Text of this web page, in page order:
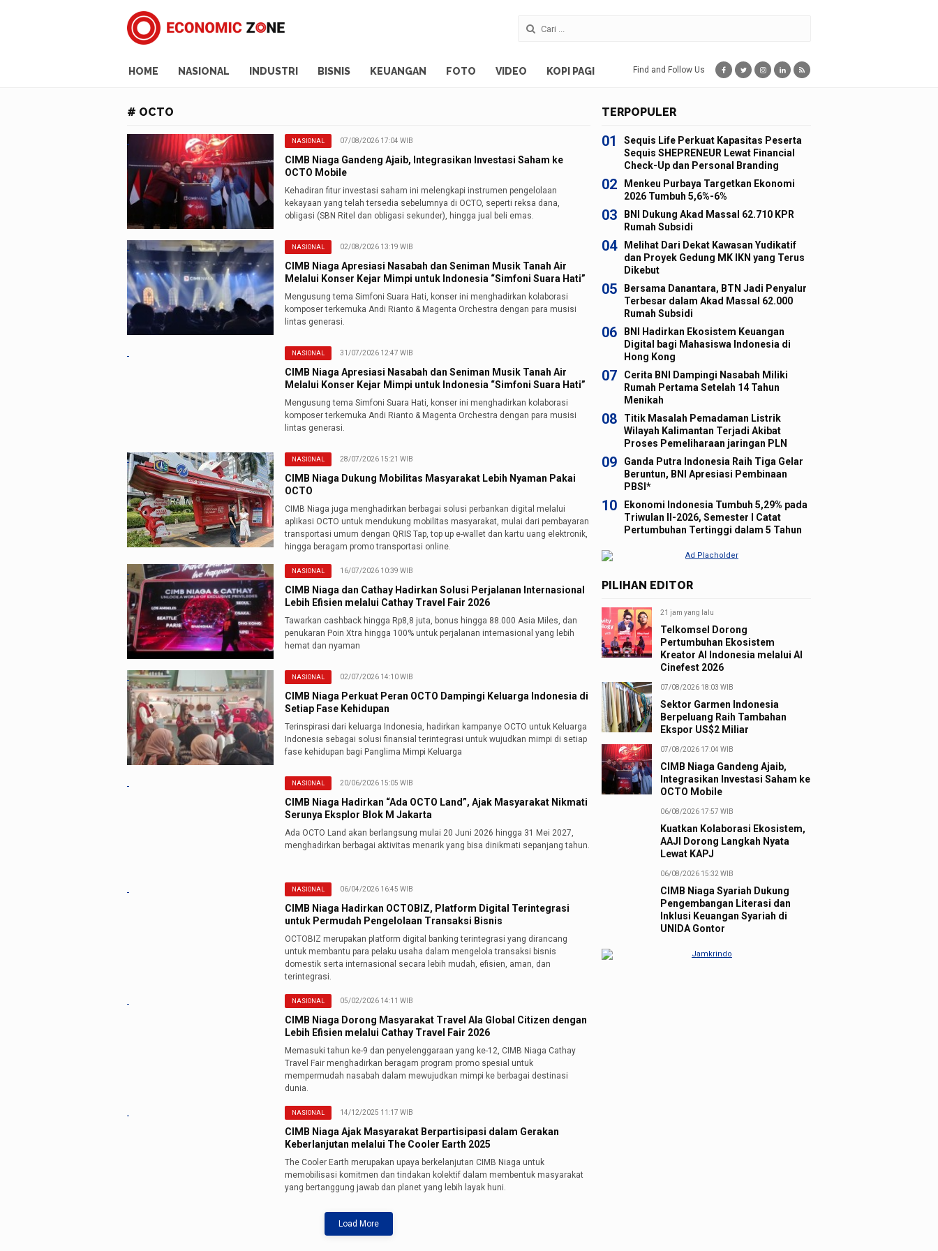
HOME NASIONAL INDUSTRI BISNIS KEUANGAN FOTO VIDEO KOPI PAGI Find and Follow Us
# OCTO
NASIONAL 07/08/2026 17:04 WIB
CIMB Niaga Gandeng Ajaib, Integrasikan Investasi Saham ke
OCTO Mobile
Kehadiran fitur investasi saham ini melengkapi instrumen pengelolaan
kekayaan yang telah tersedia sebelumnya di OCTO, seperti reksa dana,
obligasi (SBN Ritel dan obligasi sekunder), hingga jual beli emas.
NASIONAL 02/08/2026 13:19 WIB
CIMB Niaga Apresiasi Nasabah dan Seniman Musik Tanah Air
Melalui Konser Kejar Mimpi untuk Indonesia “Simfoni Suara Hati”
Mengusung tema Simfoni Suara Hati, konser ini menghadirkan kolaborasi
komposer terkemuka Andi Rianto & Magenta Orchestra dengan para musisi
lintas generasi.
NASIONAL 31/07/2026 12:47 WIB
CIMB Niaga Apresiasi Nasabah dan Seniman Musik Tanah Air
Melalui Konser Kejar Mimpi untuk Indonesia “Simfoni Suara Hati”
Mengusung tema Simfoni Suara Hati, konser ini menghadirkan kolaborasi
komposer terkemuka Andi Rianto & Magenta Orchestra dengan para musisi
lintas generasi.
NASIONAL 28/07/2026 15:21 WIB
CIMB Niaga Dukung Mobilitas Masyarakat Lebih Nyaman Pakai
OCTO
CIMB Niaga juga menghadirkan berbagai solusi perbankan digital melalui
aplikasi OCTO untuk mendukung mobilitas masyarakat, mulai dari pembayaran
transportasi umum dengan QRIS Tap, top up e-wallet dan kartu uang elektronik,
hingga beragam promo transportasi online.
NASIONAL 16/07/2026 10:39 WIB
CIMB Niaga dan Cathay Hadirkan Solusi Perjalanan Internasional
Lebih Efisien melalui Cathay Travel Fair 2026
Tawarkan cashback hingga Rp8,8 juta, bonus hingga 88.000 Asia Miles, dan
penukaran Poin Xtra hingga 100% untuk perjalanan internasional yang lebih
hemat dan nyaman
NASIONAL 02/07/2026 14:10 WIB
CIMB Niaga Perkuat Peran OCTO Dampingi Keluarga Indonesia di
Setiap Fase Kehidupan
Terinspirasi dari keluarga Indonesia, hadirkan kampanye OCTO untuk Keluarga
Indonesia sebagai solusi finansial terintegrasi untuk wujudkan mimpi di setiap
fase kehidupan bagi Panglima Mimpi Keluarga
NASIONAL 20/06/2026 15:05 WIB
CIMB Niaga Hadirkan “Ada OCTO Land”, Ajak Masyarakat Nikmati
Serunya Eksplor Blok M Jakarta
Ada OCTO Land akan berlangsung mulai 20 Juni 2026 hingga 31 Mei 2027,
menghadirkan berbagai aktivitas menarik yang bisa dinikmati sepanjang tahun.
NASIONAL 06/04/2026 16:45 WIB
CIMB Niaga Hadirkan OCTOBIZ, Platform Digital Terintegrasi
untuk Permudah Pengelolaan Transaksi Bisnis
OCTOBIZ merupakan platform digital banking terintegrasi yang dirancang
untuk membantu para pelaku usaha dalam mengelola transaksi bisnis
domestik serta internasional secara lebih mudah, efisien, aman, dan
terintegrasi.
NASIONAL 05/02/2026 14:11 WIB
CIMB Niaga Dorong Masyarakat Travel Ala Global Citizen dengan
Lebih Efisien melalui Cathay Travel Fair 2026
Memasuki tahun ke-9 dan penyelenggaraan yang ke-12, CIMB Niaga Cathay
Travel Fair menghadirkan beragam program promo spesial untuk
mempermudah nasabah dalam mewujudkan mimpi ke berbagai destinasi
dunia.
NASIONAL 14/12/2025 11:17 WIB
CIMB Niaga Ajak Masyarakat Berpartisipasi dalam Gerakan
Keberlanjutan melalui The Cooler Earth 2025
The Cooler Earth merupakan upaya berkelanjutan CIMB Niaga untuk
memobilisasi komitmen dan tindakan kolektif dalam membentuk masyarakat
yang bertanggung jawab dan planet yang lebih layak huni.
Load More
TERPOPULER
01
Sequis Life Perkuat Kapasitas Peserta
Sequis SHEPRENEUR Lewat Financial
Check-Up dan Personal Branding
02
Menkeu Purbaya Targetkan Ekonomi
2026 Tumbuh 5,6%-6%
03
BNI Dukung Akad Massal 62.710 KPR
Rumah Subsidi
04
Melihat Dari Dekat Kawasan Yudikatif
dan Proyek Gedung MK IKN yang Terus
Dikebut
05
Bersama Danantara, BTN Jadi Penyalur
Terbesar dalam Akad Massal 62.000
Rumah Subsidi
06
BNI Hadirkan Ekosistem Keuangan
Digital bagi Mahasiswa Indonesia di
Hong Kong
07
Cerita BNI Dampingi Nasabah Miliki
Rumah Pertama Setelah 14 Tahun
Menikah
08
Titik Masalah Pemadaman Listrik
Wilayah Kalimantan Terjadi Akibat
Proses Pemeliharaan jaringan PLN
09
Ganda Putra Indonesia Raih Tiga Gelar
Beruntun, BNI Apresiasi Pembinaan
PBSI*
10
Ekonomi Indonesia Tumbuh 5,29% pada
Triwulan II-2026, Semester I Catat
Pertumbuhan Tertinggi dalam 5 Tahun
PILIHAN EDITOR
21 jam yang lalu
Telkomsel Dorong
Pertumbuhan Ekosistem
Kreator AI Indonesia melalui AI
Cinefest 2026
07/08/2026 18:03 WIB
Sektor Garmen Indonesia
Berpeluang Raih Tambahan
Ekspor US$2 Miliar
07/08/2026 17:04 WIB
CIMB Niaga Gandeng Ajaib,
Integrasikan Investasi Saham ke
OCTO Mobile
06/08/2026 17:57 WIB
Kuatkan Kolaborasi Ekosistem,
AAJI Dorong Langkah Nyata
Lewat KAPJ
06/08/2026 15:32 WIB
CIMB Niaga Syariah Dukung
Pengembangan Literasi dan
Inklusi Keuangan Syariah di
UNIDA Gontor